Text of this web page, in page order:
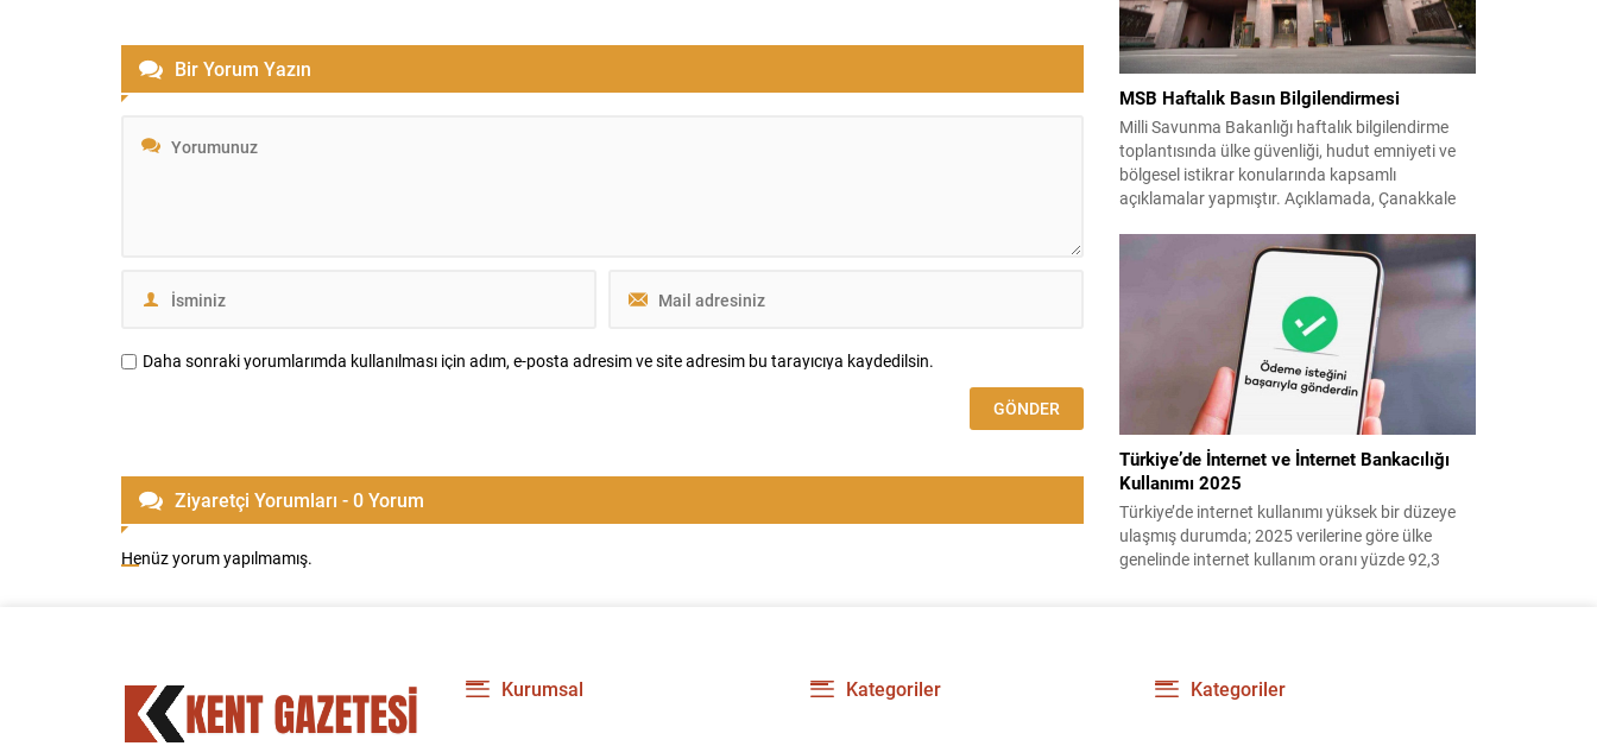
ve iş yerlerinde arama-el koyma işlemleri
gerçekleştirildi. İçişleri Bakanlığı,
tutuklanan belediye başkanı hakkında
Bir Yorum Yazın
Daha sonraki yorumlarımda kullanılması için adım, e-posta adresim ve site adresim bu tarayıcıya kaydedilsin.
Ziyaretçi Yorumları - 0 Yorum
Henüz yorum yapılmamış.
MSB Haftalık Basın Bilgilendirmesi
Milli Savunma Bakanlığı haftalık bilgilendirme
toplantısında ülke güvenliği, hudut emniyeti ve
bölgesel istikrar konularında kapsamlı
açıklamalar yapmıştır. Açıklamada, Çanakkale
ve 1974 harekâtlarına dair şehit ve gaziler
anmaları vurgulanmış; kahraman şehitlerimize
rahmet ve minnet dileği tekrarlanmıştır. Türk
Silahlı Kuvvetleri’nin terörle mücadeledeki
kararlılığı ve hudut güvenliğinde...
Türkiye’de İnternet ve İnternet Bankacılığı
Kullanımı 2025
Türkiye’de internet kullanımı yüksek bir düzeye
ulaşmış durumda; 2025 verilerine göre ülke
genelinde internet kullanım oranı yüzde 92,3
bankaların dijital çözümlerinin yaygınlaşması,
bankacılık işlemlerinin daha hızlı...
Kurumsal Kategoriler Kategoriler